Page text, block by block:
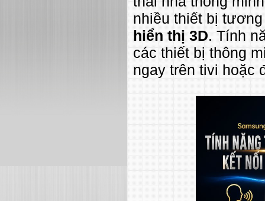
nhiều thiết bị
hiển thị 3D. Tính
các thiết bị thông
ngay trên tivi hoặc